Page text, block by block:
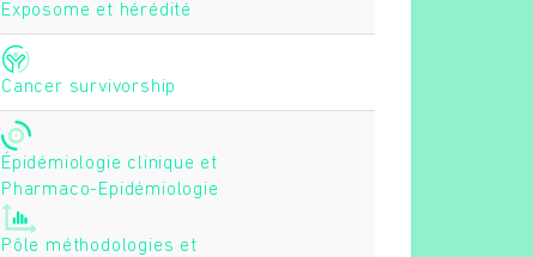
Exposome et hérédité
Cancer survivorship
Épidémiologie clinique et
Pharmaco-Epidémiologie
Pôle méthodologies et